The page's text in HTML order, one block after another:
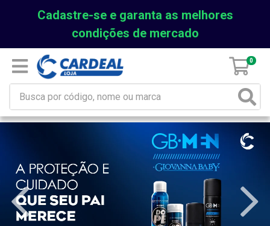
Cadastre-se e garanta as melhores
condições de mercado
0